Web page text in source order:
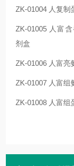
ZK-01004 人复制
ZK-01005 人富
剂盒
ZK-01006 人富亮
ZK-01007 人富组
ZK-01008 人富组